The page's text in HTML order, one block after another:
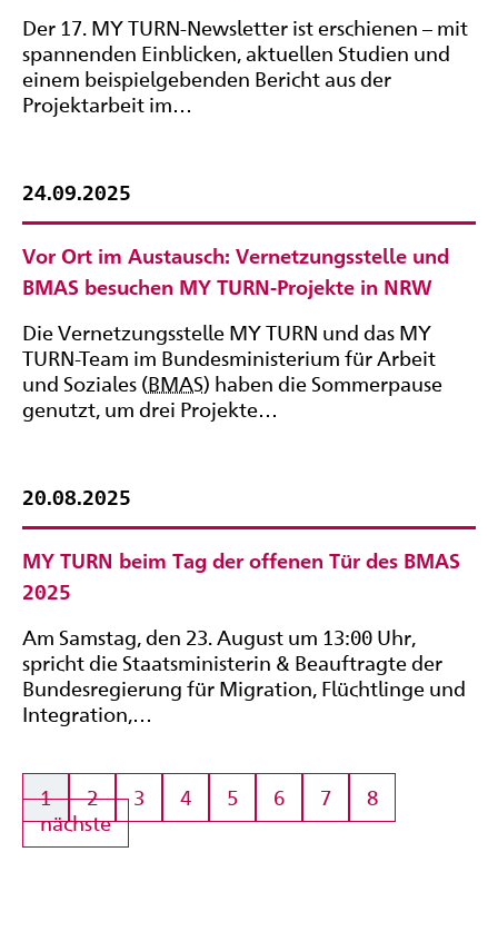
Der 17. MY TURN-Newsletter ist erschienen – mit
spannenden Einblicken, aktuellen Studien und
einem beispielgebenden Bericht aus der
Projektarbeit im…
24.09.2025
Vor Ort im Austausch: Vernetzungsstelle und
BMAS besuchen MY TURN-Projekte in NRW
Die Vernetzungsstelle MY TURN und das MY
TURN-Team im Bundesministerium für Arbeit
und Soziales (BMAS) haben die Sommerpause
genutzt, um drei Projekte…
20.08.2025
MY TURN beim Tag der offenen Tür des BMAS
2025
Am Samstag, den 23. August um 13:00 Uhr,
spricht die Staatsministerin & Beauftragte der
Bundesregierung für Migration, Flüchtlinge und
Integration,…
1 2 3 4 5 6 7
8
nächste